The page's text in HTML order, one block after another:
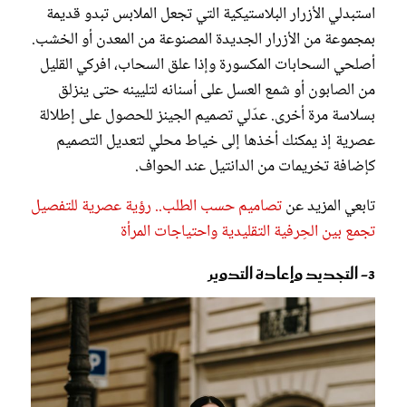
استبدلي الأزرار البلاستيكية التي تجعل الملابس تبدو قديمة
بمجموعة من الأزرار الجديدة المصنوعة من المعدن أو الخشب.
أصلحي السحابات المكسورة وإذا علق السحاب، افركي القليل
من الصابون أو شمع العسل على أسنانه لتليينه حتى ينزلق
بسلاسة مرة أخرى. عدّلي تصميم الجينز للحصول على إطلالة
عصرية إذ يمكنك أخذها إلى خياط محلي لتعديل التصميم
كإضافة تخريمات من الدانتيل عند الحواف.
تابعي المزيد عنتصاميم حسب الطلب.. رؤية عصرية للتفصيل
تجمع بين الحِرفية التقليدية واحتياجات المرأة
3- التجديد وإعادة التدوير